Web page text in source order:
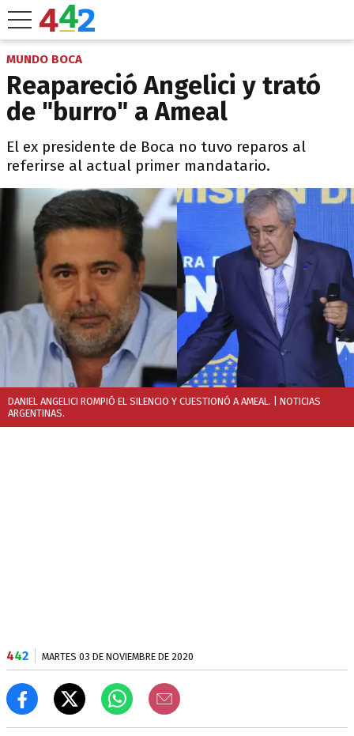
MUNDO BOCA
Reapareció Angelici y trató
de "burro" a Ameal
El ex presidente de Boca no tuvo reparos al
referirse al actual primer mandatario.
DANIEL ANGELICI ROMPIÓ EL SILENCIO Y CUESTIONÓ A AMEAL. | NOTICIAS
ARGENTINAS.
442 MARTES 03 DE NOVIEMBRE DE 2020